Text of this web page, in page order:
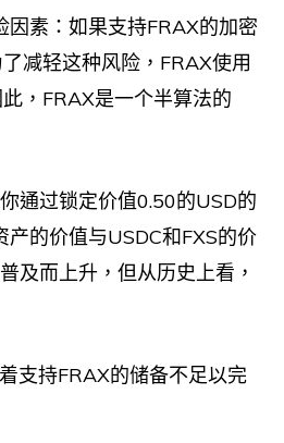
素：如果支持FRAX的加密
减轻这种风险，FRAX使用
，FRAX是一个半算法的
通过锁定价值0.50的USD的
的价值与USDC和FXS的价
及而上升，但从历史上看，
支持FRAX的储备不足以完